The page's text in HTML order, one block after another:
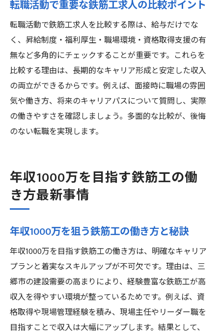
経験が活かせる鉄筋工求人で収入を伸ばす
方法
鉄筋工で経験者が満足する職場選びの工夫
経験者だからこそ分かる鉄筋工高年収求人
安心して働ける職場選びと鉄筋工で年収1000万
への道
鉄筋工年収1000万を目指す安心職場の選び
ついて
長く続けられる鉄筋工の職場で年収アップ
鉄筋工で収入と働きやすさを両立するポイ
年収1000万を目指す鉄筋工に求められる条
件
安心して挑戦できる鉄筋工求人選びの秘訣
転職活動で重要な鉄筋工求人の比較ポイント
転職活動で鉄筋工求人を比較する際は、給与だけでな
く、昇給制度・福利厚生・職場環境・資格取得支援の有
無など多角的にチェックすることが重要です。これらを
比較する理由は、長期的なキャリア形成と安定した収入
の両立ができるからです。例えば、面接時に職場の雰囲
気や働き方、将来のキャリアパスについて質問し、実際
の働きやすさを確認しましょう。多面的な比較が、後悔
のない転職を実現します。
年収1000万を目指す鉄筋工の働
き方最新事情
年収1000万を狙う鉄筋工の働き方と秘訣
年収1000万を目指す鉄筋工の働き方は、明確なキャリア
プランと着実なスキルアップが不可欠です。理由は、三
郷市の建設需要の高まりにより、経験豊富な鉄筋工が高
収入を得やすい環境が整っているためです。例えば、資
格取得や現場管理経験を積み、現場主任やリーダー職を
目指すことで収入は大幅にアップします。結果として、